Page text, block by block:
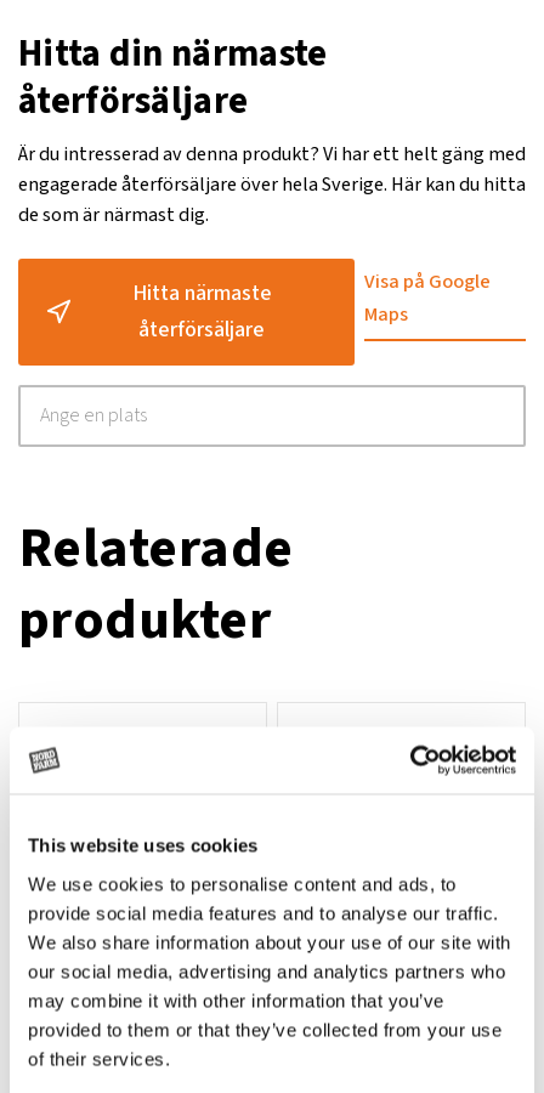
This website uses cookies
We use cookies to personalise content and ads, to
provide social media features and to analyse our traffic.
We also share information about your use of our site with
our social media, advertising and analytics partners who
may combine it with other information that you’ve
provided to them or that they’ve collected from your use
of their services.
Hitta din närmaste
återförsäljare
Är du intresserad av denna produkt? Vi har ett helt gäng med
engagerade återförsäljare över hela Sverige. Här kan du hitta
de som är närmast dig.
Hitta närmaste
återförsäljare
Visa på Google
Maps
Relaterade
produkter
Lägg till i varukorg
Rotor, komplett med slagor
OR80013456G
Grön truckknapp